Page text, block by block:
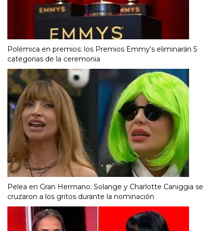
Polémica en premios: los Premios Emmy‘s eliminarán 5
categorias de la ceremonia
Pelea en Gran Hermano: Solange y Charlotte Caniggia se
cruzaron a los gritos durante la nominación